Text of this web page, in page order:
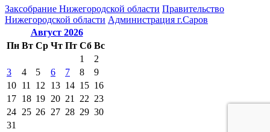
Закcобрание Нижегородской области Правительство
Нижегородской области Администрация г.Саров
Август 2026
Пн Вт Ср Чт Пт Сб Вс
1
2
3
4 5 6 7 8
9
10 11 12 13 14 15 16
17 18 19 20 21 22 23
24 25 26 27 28 29 30
31